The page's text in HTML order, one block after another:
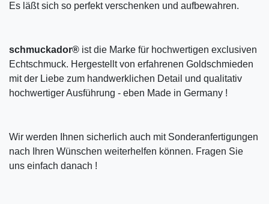
Es läßt sich so perfekt verschenken und aufbewahren.
schmuckador® ist die Marke für hochwertigen exclusiven
Echtschmuck. Hergestellt von erfahrenen Goldschmieden
mit der Liebe zum handwerklichen Detail und qualitativ
hochwertiger Ausführung - eben Made in Germany !
Wir werden Ihnen sicherlich auch mit Sonderanfertigungen
nach Ihren Wünschen weiterhelfen können. Fragen Sie
uns einfach danach !